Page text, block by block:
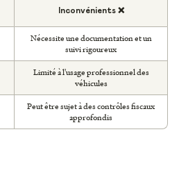
Inconvénients ❌
Nécessite une documentation et un
suivi rigoureux
Limité à l'usage professionnel des
véhicules
Peut être sujet à des contrôles fiscaux
approfondis